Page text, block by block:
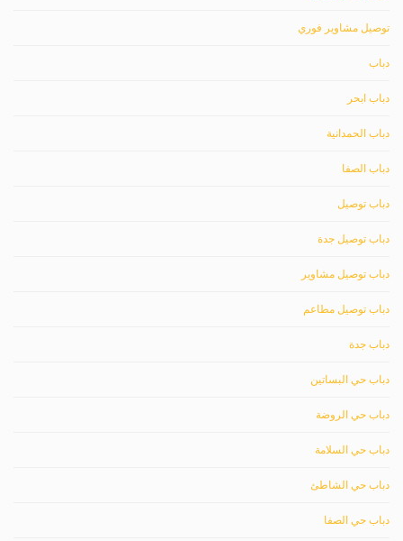
توصيل مشاوير فوري
دباب
دباب ابحر
دباب الحمدانية
دباب الصفا
دباب توصيل
دباب توصيل جدة
دباب توصيل مشاوير
دباب توصيل مطاعم
دباب جدة
دباب حي البساتين
دباب حي الروضة
دباب حي السلامة
دباب حي الشاطئ
دباب حي الصفا